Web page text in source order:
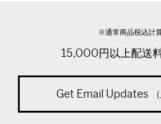
※通常商品税込計
15,000円以上配送
Get Email Updates (